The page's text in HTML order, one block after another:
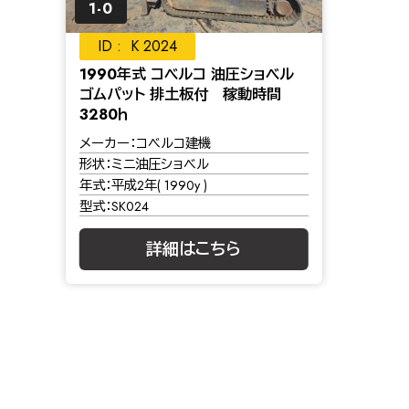
1-0
K 2024
1990年式 コベルコ 油圧ショベル
ゴムパット 排土板付 稼動時間
3280ｈ
メーカー コベルコ建機
形状 ミニ油圧ショベル
年式 平成2年( 1990y )
型式 SK024
詳細はこちら